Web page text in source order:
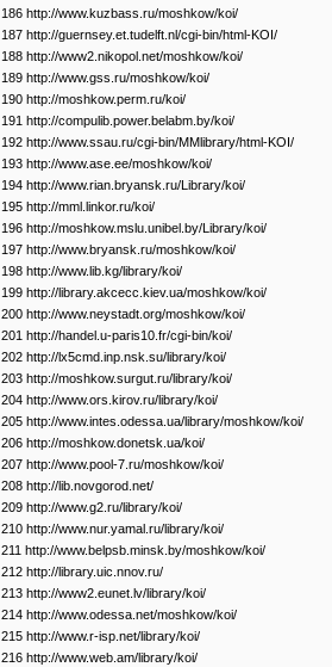
186 http://www.kuzbass.ru/moshkow/koi/
187 http://guernsey.et.tudelft.nl/cgi-bin/html-KOI/
188 http://www2.nikopol.net/moshkow/koi/
189 http://www.gss.ru/moshkow/koi/
190 http://moshkow.perm.ru/koi/
191 http://compulib.power.belabm.by/koi/
192 http://www.ssau.ru/cgi-bin/MMlibrary/html-KOI/
193 http://www.ase.ee/moshkow/koi/
194 http://www.rian.bryansk.ru/Library/koi/
195 http://mml.linkor.ru/koi/
196 http://moshkow.mslu.unibel.by/Library/koi/
197 http://www.bryansk.ru/moshkow/koi/
198 http://www.lib.kg/library/koi/
199 http://library.akcecc.kiev.ua/moshkow/koi/
200 http://www.neystadt.org/moshkow/koi/
201 http://handel.u-paris10.fr/cgi-bin/koi/
202 http://lx5cmd.inp.nsk.su/library/koi/
203 http://moshkow.surgut.ru/library/koi/
204 http://www.ors.kirov.ru/library/koi/
205 http://www.intes.odessa.ua/library/moshkow/koi/
206 http://moshkow.donetsk.ua/koi/
207 http://www.pool-7.ru/moshkow/koi/
208 http://lib.novgorod.net/
209 http://www.g2.ru/library/koi/
210 http://www.nur.yamal.ru/library/koi/
211 http://www.belpsb.minsk.by/moshkow/koi/
212 http://library.uic.nnov.ru/
213 http://www2.eunet.lv/library/koi/
214 http://www.odessa.net/moshkow/koi/
215 http://www.r-isp.net/library/koi/
216 http://www.web.am/library/koi/